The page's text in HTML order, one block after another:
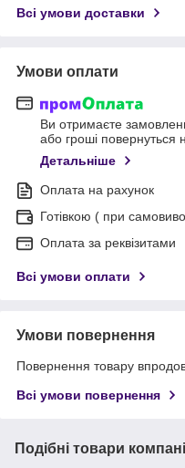
Всі умови доставки
Умови оплати
Ви отримаєте
або гроші повернуться
Детальніше
Оплата на рахунок
Готівкою ( при
Оплата за реквізитами
Всі умови оплати
Умови повернення
Повернення товару
Всі умови повернення
Подібні товари